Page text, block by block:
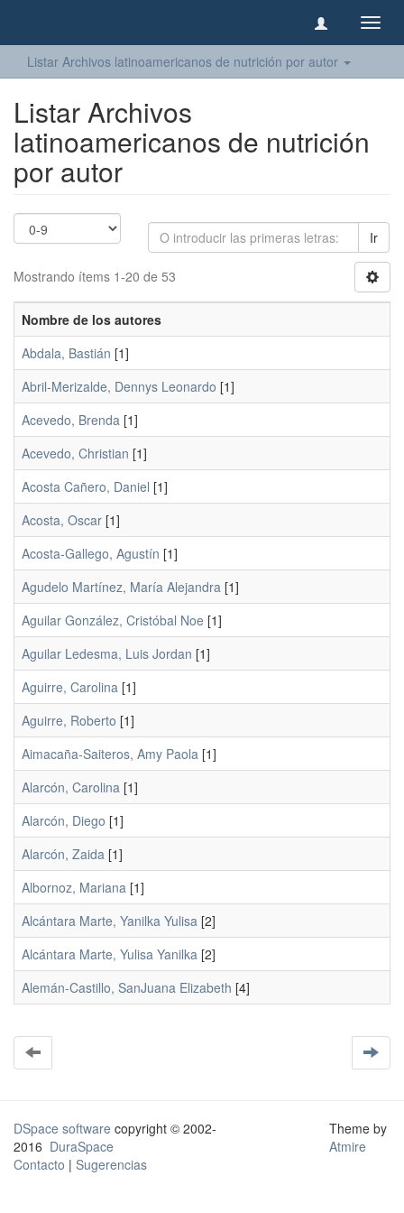
Listar Archivos latinoamericanos de nutrición por autor
Listar Archivos
latinoamericanos de nutrición
por autor
Ir
Mostrando ítems 1-20 de 53
Nombre de los autores
Abdala, Bastián [1]
Abril-Merizalde, Dennys Leonardo [1]
Acevedo, Brenda [1]
Acevedo, Christian [1]
Acosta Cañero, Daniel [1]
Acosta, Oscar [1]
Acosta-Gallego, Agustín [1]
Agudelo Martínez, María Alejandra [1]
Aguilar González, Cristóbal Noe [1]
Aguilar Ledesma, Luis Jordan [1]
Aguirre, Carolina [1]
Aguirre, Roberto [1]
Aimacaña-Saiteros, Amy Paola [1]
Alarcón, Carolina [1]
Alarcón, Diego [1]
Alarcón, Zaida [1]
Albornoz, Mariana [1]
Alcántara Marte, Yanilka Yulisa [2]
Alcántara Marte, Yulisa Yanilka [2]
Alemán-Castillo, SanJuana Elizabeth [4]
DSpace software copyright © 2002-
2016 DuraSpace
Contacto | Sugerencias
Theme by
Atmire